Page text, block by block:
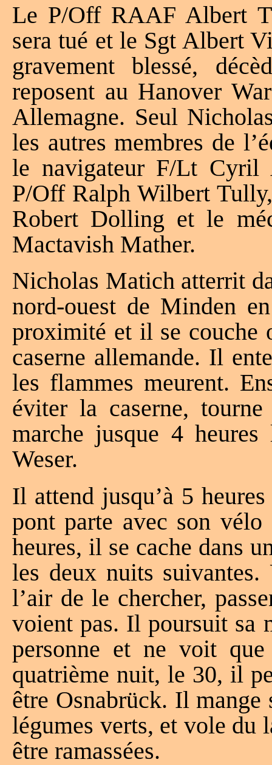
Le P/Off RAAF Albert
sera tué et le Sgt Albert
gravement blessé,
reposent au Hanover
Allemagne. Seul
les autres membres de
le navigateur F/Lt Cyril
P/Off Ralph Wilbert
Robert Dolling et le
Mactavish Mather.
Nicholas Matich atterrit
nord-ouest de Minden
proximité et il se couche
caserne allemande. Il
les flammes meurent.
éviter la caserne,
marche jusque 4
Weser.
Il attend jusqu’à 5
pont parte avec son
heures, il se cache dans
les deux nuits
l’air de le chercher,
voient pas. Il poursuit sa
personne et ne voit
quatrième nuit, le 30, il
être Osnabrück. Il
légumes verts, et vole du
être ramassées.